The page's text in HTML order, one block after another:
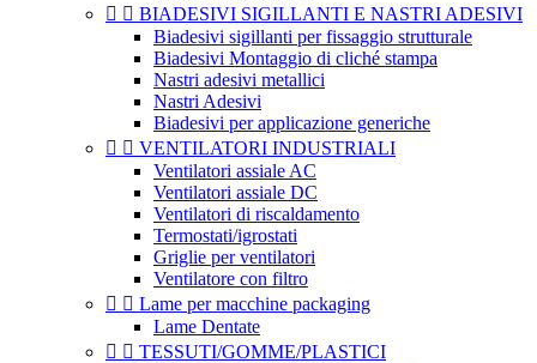
  BIADESIVI SIGILLANTI E NASTRI ADESIVI
Biadesivi sigillanti per fissaggio strutturale
Biadesivi Montaggio di cliché stampa
Nastri adesivi metallici
Nastri Adesivi
Biadesivi per applicazione generiche
  VENTILATORI INDUSTRIALI
Ventilatori assiale AC
Ventilatori assiale DC
Ventilatori di riscaldamento
Termostati/igrostati
Griglie per ventilatori
Ventilatore con filtro
  Lame per macchine packaging
Lame Dentate
  TESSUTI/GOMME/PLASTICI